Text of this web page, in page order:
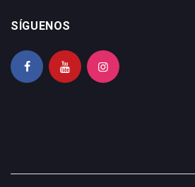
SÍGUENOS